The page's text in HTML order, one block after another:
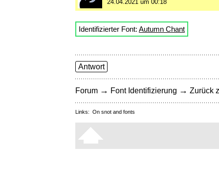
24.04.2021 um 00:18
Identifizierter Font: Autumn Chant
Antwort
Forum → Font Identifizierung → Zurück
Links: On snot and fonts